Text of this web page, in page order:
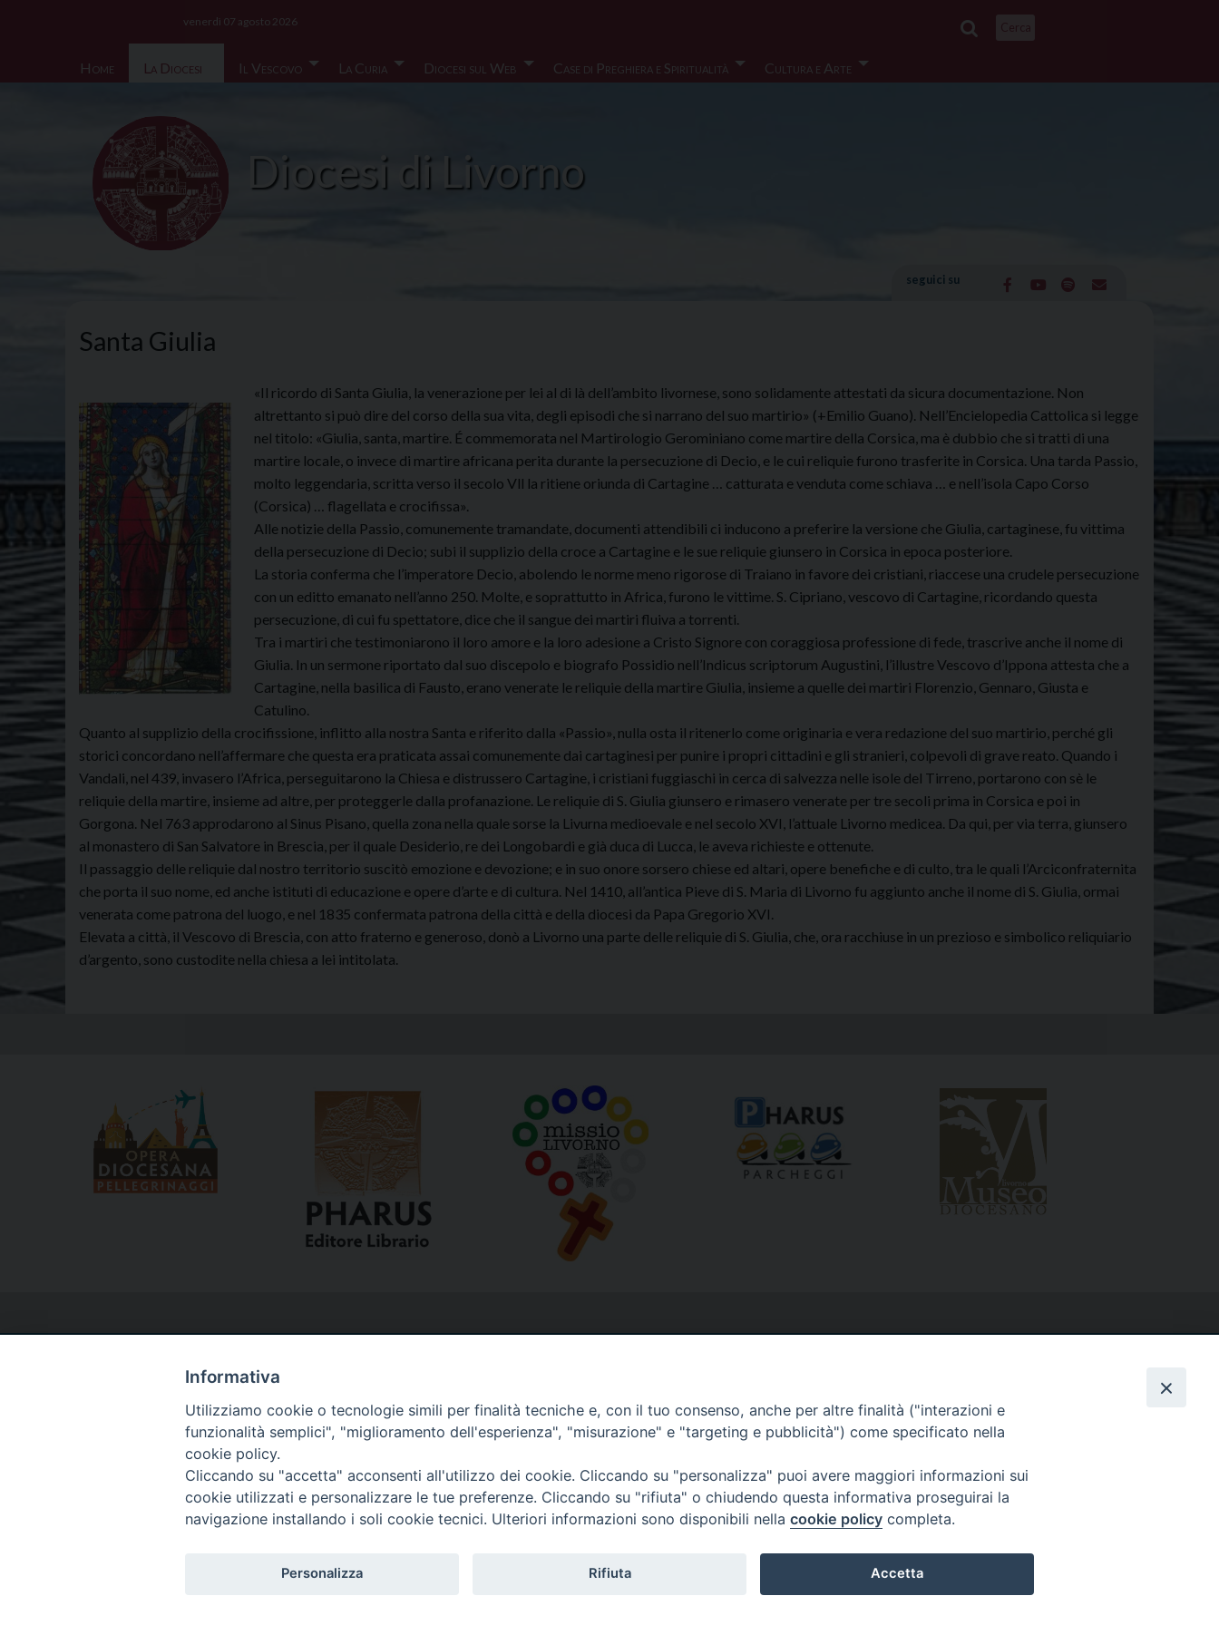
Home
La Diocesi Il Vescovo La Curia Diocesi sul Web Case di Preghiera e Spiritualità Cultura e Arte
venerdì 07 agosto 2026
Diocesi di Livorno
seguici su
Santa Giulia
«Il ricordo di Santa Giulia, la venerazione per lei al di là dell’ambito livornese, sono solidamente attestati da sicura documentazione. Non
altrettanto si può dire del corso della sua vita, degli episodi che si narrano del suo martirio» (+Emilio Guano). Nell’Encielopedia Cattolica si legge
nel titolo: «Giulia, santa, martire. É commemorata nel Martirologio Gerominiano come martire della Corsica, ma è dubbio che si tratti di una
martire locale, o invece di martire africana perita durante la persecuzione di Decio, e le cui reliquie furono trasferite in Corsica. Una tarda Passio,
molto leggendaria, scritta verso il secolo Vll la ritiene oriunda di Cartagine … catturata e venduta come schiava … e nell’isola Capo Corso
(Corsica) … flagellata e crocifissa».
Alle notizie della Passio, comunemente tramandate, documenti attendibili ci inducono a preferire la versione che Giulia, cartaginese, fu vittima
della persecuzione di Decio; subi il supplizio della croce a Cartagine e le sue reliquie giunsero in Corsica in epoca posteriore.
La storia conferma che l’imperatore Decio, abolendo le norme meno rigorose di Traiano in favore dei cristiani, riaccese una crudele persecuzione
con un editto emanato nell’anno 250. Molte, e soprattutto in Africa, furono le vittime. S. Cipriano, vescovo di Cartagine, ricordando questa
persecuzione, di cui fu spettatore, dice che il sangue dei martiri fluiva a torrenti.
Tra i martiri che testimoniarono il loro amore e la loro adesione a Cristo Signore con coraggiosa professione di fede, trascrive anche il nome di
Giulia. In un sermone riportato dal suo discepolo e biografo Possidio nell’Indicus scriptorum Augustini, l’illustre Vescovo d’Ippona attesta che a
Cartagine, nella basilica di Fausto, erano venerate le reliquie della martire Giulia, insieme a quelle dei martiri Florenzio, Gennaro, Giusta e
Catulino.
Quanto al supplizio della crocifissione, inflitto alla nostra Santa e riferito dalla «Passio», nulla osta il ritenerlo come originaria e vera redazione del suo martirio, perché gli
storici concordano nell’affermare che questa era praticata assai comunemente dai cartaginesi per punire i propri cittadini e gli stranieri, colpevoli di grave reato. Quando i
Vandali, nel 439, invasero l’Africa, perseguitarono la Chiesa e distrussero Cartagine, i cristiani fuggiaschi in cerca di salvezza nelle isole del Tirreno, portarono con sè le
reliquie della martire, insieme ad altre, per proteggerle dalla profanazione. Le reliquie di S. Giulia giunsero e rimasero venerate per tre secoli prima in Corsica e poi in
Gorgona. Nel 763 approdarono al Sinus Pisano, quella zona nella quale sorse la Livurna medioevale e nel secolo XVI, l’attuale Livorno medicea. Da qui, per via terra, giunsero
al monastero di San Salvatore in Brescia, per il quale Desiderio, re dei Longobardi e già duca di Lucca, le aveva richieste e ottenute.
Il passaggio delle reliquie dal nostro territorio suscitò emozione e devozione; e in suo onore sorsero chiese ed altari, opere benefiche e di culto, tra le quali l’Arciconfraternita
che porta il suo nome, ed anche istituti di educazione e opere d’arte e di cultura. Nel 1410, all’antica Pieve di S. Maria di Livorno fu aggiunto anche il nome di S. Giulia, ormai
venerata come patrona del luogo, e nel 1835 confermata patrona della città e della diocesi da Papa Gregorio XVI.
Elevata a città, il Vescovo di Brescia, con atto fraterno e generoso, donò a Livorno una parte delle reliquie di S. Giulia, che, ora racchiuse in un prezioso e simbolico reliquiario
d’argento, sono custodite nella chiesa a lei intitolata.
Via del Seminario, 61 - 57122 Livorno LI
Tel. 0586 276211
Informativa
Utilizziamo cookie o tecnologie simili per finalità tecniche e, con il tuo consenso, anche per altre finalità ("interazioni e
funzionalità semplici", "miglioramento dell'esperienza", "misurazione" e "targeting e pubblicità") come specificato nella
cookie policy.
Cliccando su "accetta" acconsenti all'utilizzo dei cookie. Cliccando su "personalizza" puoi avere maggiori informazioni sui
cookie utilizzati e personalizzare le tue preferenze. Cliccando su "rifiuta" o chiudendo questa informativa proseguirai la
navigazione installando i soli cookie tecnici. Ulteriori informazioni sono disponibili nella cookie policy completa.
Personalizza Rifiuta Accetta